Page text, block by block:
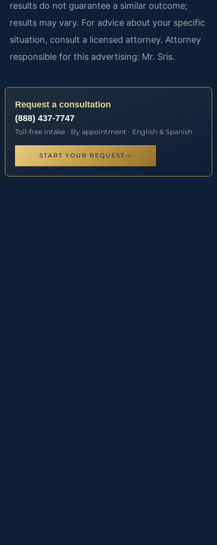
results do not guarantee a similar outcome;
results may vary. For advice about your specific
situation, consult a licensed attorney. Attorney
responsible for this advertising: Mr. Sris.
Request a consultation
(888) 437-7747
Toll-free intake · By appointment · English & Spanish
START YOUR REQUEST